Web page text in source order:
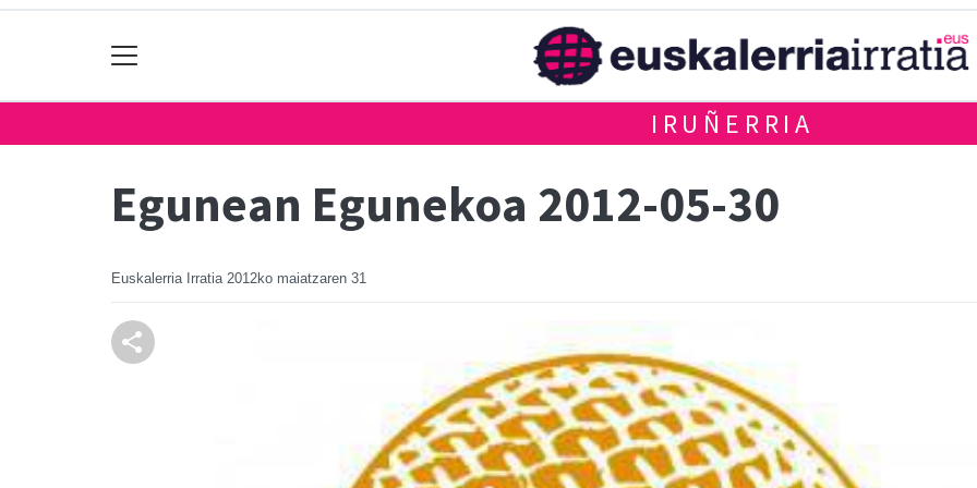
IRUÑERRIA
Egunean Egunekoa 2012-05-30
Euskalerria Irratia 2012ko maiatzaren 31